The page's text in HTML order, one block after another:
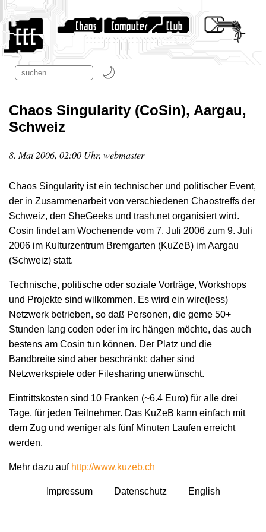
Chaos Singularity (CoSin), Aargau,
Schweiz
8. Mai 2006, 02:00 Uhr, webmaster
Chaos Singularity ist ein technischer und politischer Event,
der in Zusammenarbeit von verschiedenen Chaostreffs der
Schweiz, den SheGeeks und trash.net organisiert wird.
Cosin findet am Wochenende vom 7. Juli 2006 zum 9. Juli
2006 im Kulturzentrum Bremgarten (KuZeB) im Aargau
(Schweiz) statt.
Technische, politische oder soziale Vorträge, Workshops
und Projekte sind wilkommen. Es wird ein wire(less)
Netzwerk betrieben, so daß Personen, die gerne 50+
Stunden lang coden oder im irc hängen möchte, das auch
bestens am Cosin tun können. Der Platz und die
Bandbreite sind aber beschränkt; daher sind
Netzwerkspiele oder Filesharing unerwünscht.
Eintrittskosten sind 10 Franken (~6.4 Euro) für alle drei
Tage, für jeden Teilnehmer. Das KuZeB kann einfach mit
dem Zug und weniger als fünf Minuten Laufen erreicht
werden.
Mehr dazu auf http://www.kuzeb.ch
Impressum Datenschutz English